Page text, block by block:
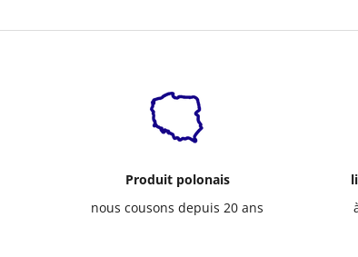
Produit polonais
nous cousons depuis 20 ans